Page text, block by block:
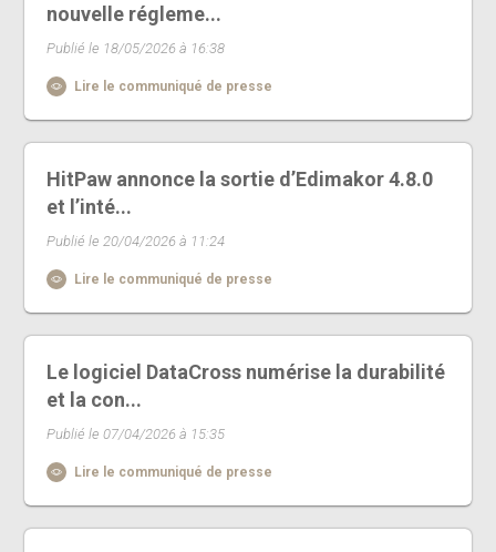
nouvelle régleme...
Publié le 18/05/2026 à 16:38
Lire le communiqué de presse
HitPaw annonce la sortie d’Edimakor 4.8.0
et l’inté...
Publié le 20/04/2026 à 11:24
Lire le communiqué de presse
Le logiciel DataCross numérise la durabilité
et la con...
Publié le 07/04/2026 à 15:35
Lire le communiqué de presse